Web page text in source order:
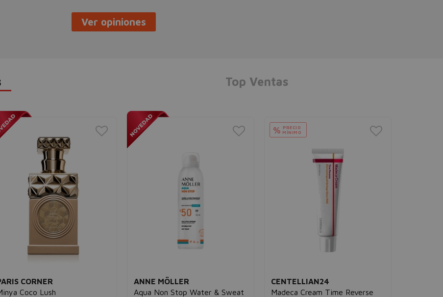
Ver opiniones
Top Ventas
CORNER
Coco Lush
ANNE MÖLLER
Aqua Non Stop Water & Sweat
% PRECIO
MÍNIMO
CENTELLIAN24
Madeca Cream Time Reverse